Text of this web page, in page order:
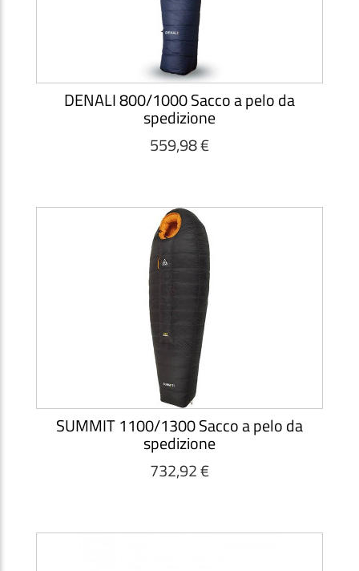
DENALI 800/1000 Sacco a pelo da
spedizione
559,98 €
SUMMIT 1100/1300 Sacco a pelo da
spedizione
732,92 €